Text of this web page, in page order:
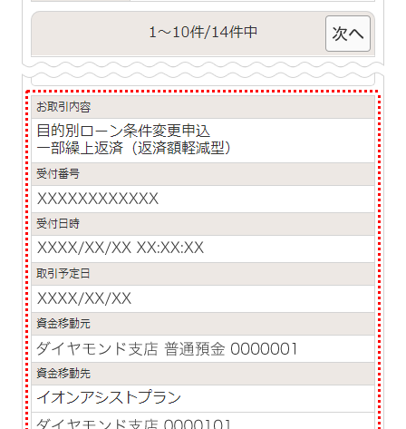
手数料
キャンペーン
店舗・ATM
店舗
北海道・東北
北海道
青森県
岩手県
宮城県
秋田県
山形県
福島県
関東／北陸・甲信越
茨城県
栃木県
群馬県
埼玉県
千葉県
東京都
神奈川県